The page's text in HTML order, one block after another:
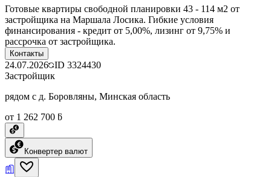
Готовые квартиры свободной планировки 43 - 114 м2 от
застройщика на Маршала Лосика. Гибкие условия
финансирования - кредит от 5,00%, лизинг от 9,75% и
рассрочка от застройщика.
Контакты
24.07.2026 ID 3324430
Застройщик
рядом с д. Боровляны, Минская область
от 1 262 700 ƃ
Конвертер валют